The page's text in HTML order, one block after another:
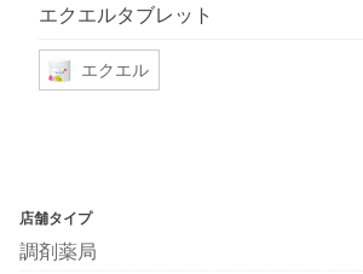
エクエルタブレット
エクエル
店舗タイプ
調剤薬局